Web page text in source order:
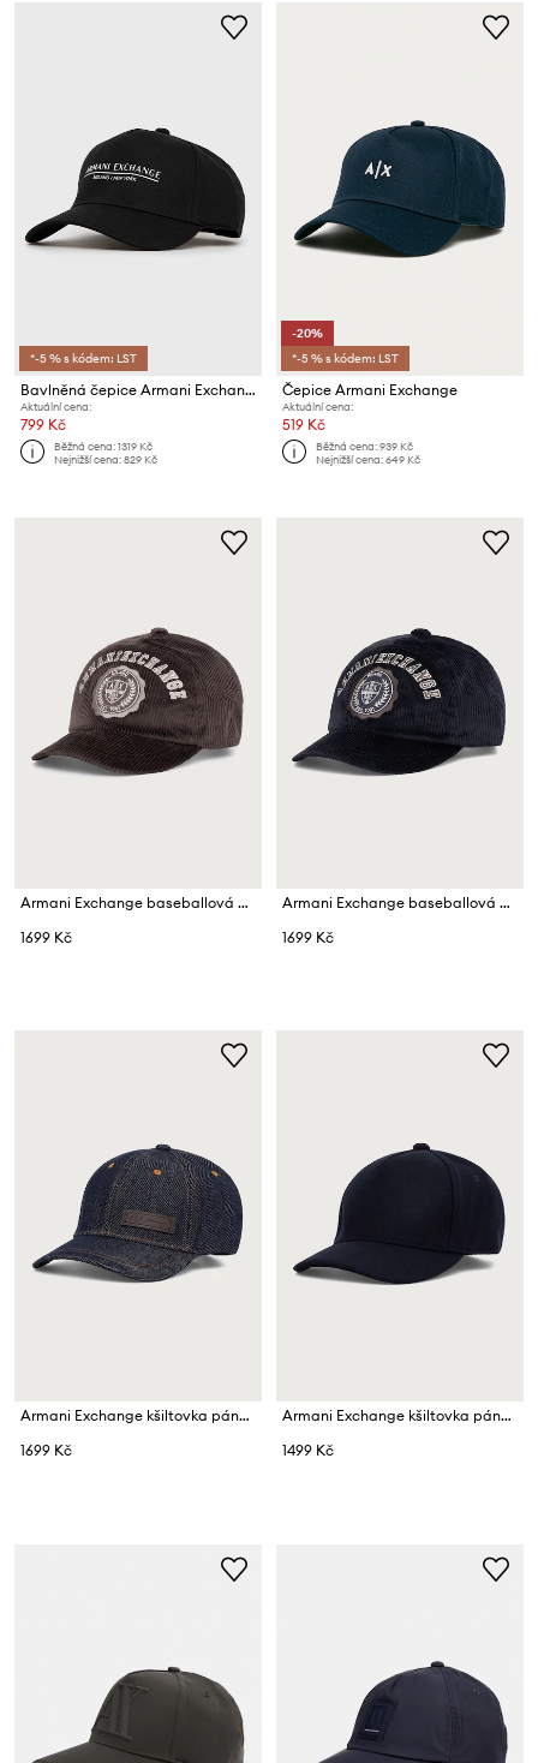
*-5 % s kódem: LST
Bavlněná čepice Armani Exchange
Aktuální cena:
799 Kč
Běžná cena:1319 Kč
Nejnižší cena:829 Kč
-20%
*-5 % s kódem: LST
Čepice Armani Exchange
Aktuální cena:
519 Kč
Běžná cena:939 Kč
Nejnižší cena:649 Kč
Armani Exchange baseballová čepice pánská s bavlnou
1699 Kč
Armani Exchange baseballová čepice pánská s bavlnou
1699 Kč
Armani Exchange kšiltovka pánská džínová
1699 Kč
Armani Exchange kšiltovka pánská s vlnou
1499 Kč